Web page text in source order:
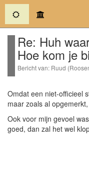
(current)
Re: Huh
Hoe kom je
Bericht van: Ruud
Omdat een niet-officieel
maar zoals al
Ook voor mijn gevoel
goed, dan zal het wel